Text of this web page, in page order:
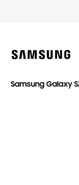
Samsung Galaxy